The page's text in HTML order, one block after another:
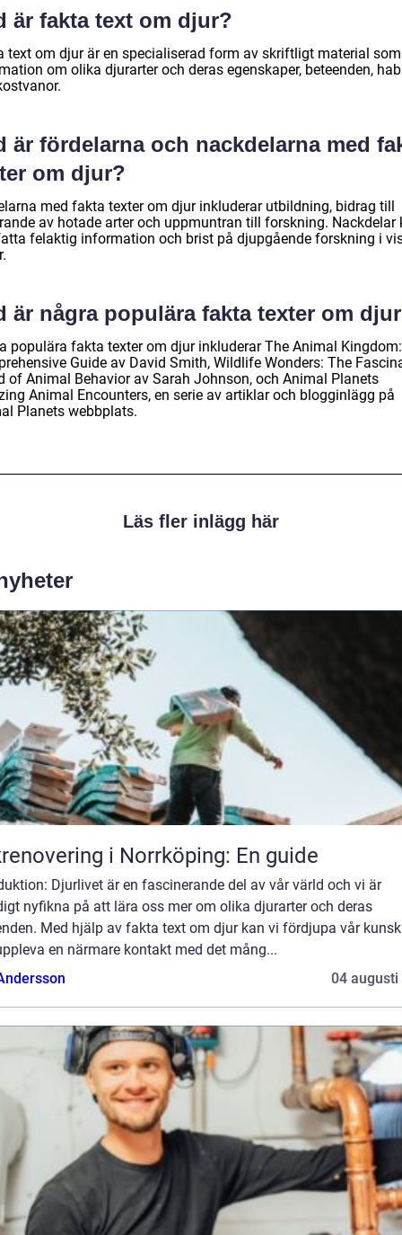
är fakta text om djur?
text om djur är en specialiserad form av skriftligt material
om olika djurarter och deras egenskaper, beteenden,
är fördelarna och nackdelarna med
om djur?
med fakta texter om djur inkluderar utbildning, bidrag till
av hotade arter och uppmuntran till forskning. Nackdelar
felaktig information och brist på djupgående forskning i
är några populära fakta texter om
populära fakta texter om djur inkluderar The Animal
Guide av David Smith, Wildlife Wonders: The
of Animal Behavior av Sarah Johnson, och Animal Planets
Animal Encounters, en serie av artiklar och blogginlägg på
Planets webbplats.
Läs fler inlägg här
i Norrköping: En guide
Djurlivet är en fascinerande del av vår värld och vi är
nyfikna på att lära oss mer om olika djurarter och deras
Med hjälp av fakta text om djur kan vi fördjupa vår
en närmare kontakt med det mång...
04 augusti